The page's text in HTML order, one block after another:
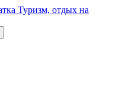
Туризм, отдых на